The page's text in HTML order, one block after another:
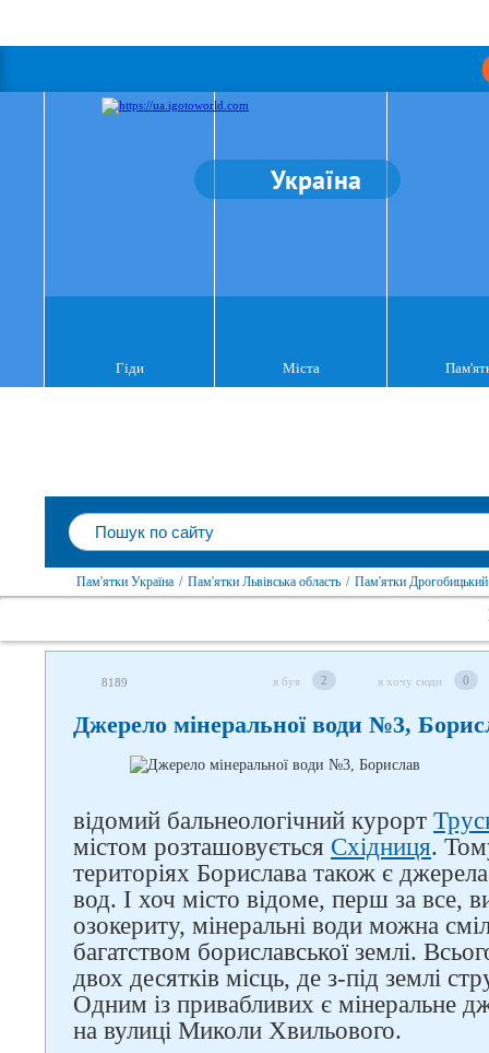
Україна
Гіди Міста
Пам'ятки Україна / Пам'ятки Львівська область / Пам'ятки
8189 я був 2 я хочу сюди 0
Джерело мінеральної води №3,
відомий бальнеологічний курорт
містом розташовується Східниця.
територіях Борислава також є
вод. І хоч місто відоме, перш за все,
озокериту, мінеральні води можна
багатством бориславської землі.
двох десятків місць, де з-під землі
Одним із привабливих є мінеральне
на вулиці Миколи Хвильового.